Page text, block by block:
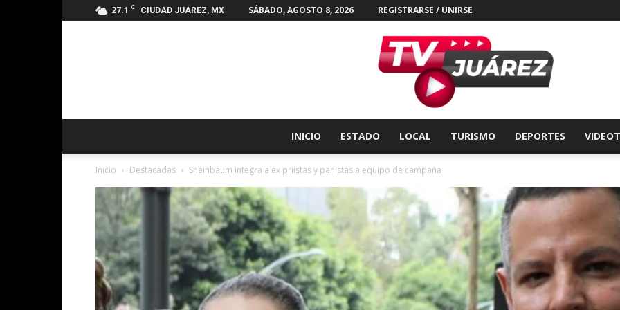
27.1 C CIUDAD JUÁREZ, MX SÁBADO, AGOSTO 8, 2026 REGISTRARSE / UNIRSE
Juárez
INICIO ESTADO LOCAL TURISMO DEPORTES
Inicio Destacadas Sheinbaum integra a ex priistas y panistas a equipo de campaña